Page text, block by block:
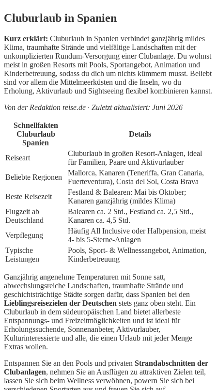
Cluburlaub in Spanien
Kurz erklärt: Cluburlaub in Spanien verbindet ganzjährig mildes
Klima, traumhafte Strände und vielfältige Landschaften mit der
unkomplizierten Rundum-Versorgung einer Clubanlage. Du wohnst
meist in großen Resorts mit Pools, Sportangebot, Animation und
Kinderbetreuung, sodass du dich um nichts kümmern musst. Beliebt
sind vor allem die Mittelmeerküsten und die Inseln, wo du
Erholung, Aktivurlaub und Sightseeing flexibel kombinieren kannst.
Von der Redaktion reise.de · Zuletzt aktualisiert: Juni 2026
Schnellfakten
Cluburlaub
Spanien
Details
Reiseart
Cluburlaub in großen Resort-Anlagen, ideal
für Familien, Paare und Aktivurlauber
Beliebte Regionen
Mallorca, Kanaren (Teneriffa, Gran Canaria,
Fuerteventura), Costa del Sol, Costa Brava
Beste Reisezeit
Festland & Balearen: Mai bis Oktober;
Kanaren ganzjährig (mildes Klima)
Flugzeit ab
Deutschland
Balearen ca. 2 Std., Festland ca. 2,5 Std.,
Kanaren ca. 4,5 Std.
Verpflegung
Häufig All Inclusive oder Halbpension, meist
4- bis 5-Sterne-Anlagen
Typische
Leistungen
Pools, Sport- & Wellnessangebot, Animation,
Kinderbetreuung
Ganzjährig angenehme Temperaturen mit Sonne satt,
abwechslungsreiche Landschaften, traumhafte Strände und
geschichtsträchtige Städte sorgen dafür, dass Spanien bei den
Lieblingsreisezielen der Deutschen stets ganz oben steht. Ein
Cluburlaub in dem südeuropäischen Land bietet allerbeste
Entspannungs- und Freizeitmöglichkeiten und ist ideal für
Erholungssuchende, Sonnenanbeter, Aktivurlauber,
Kulturinteressierte und alle, die einen Urlaub mit jeder Menge
Extras wollen.
Entspannen Sie an den Pools und privaten Strandabschnitten der
Clubanlagen, nehmen Sie an Ausflügen zu attraktiven Zielen teil,
lassen Sie sich beim Wellness verwöhnen, powern Sie sich bei